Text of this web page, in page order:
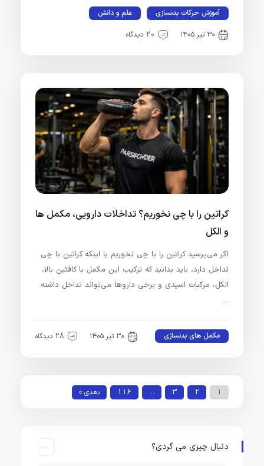
آموزش حرکات بدنسازی علم و دانش
۳۰ تیر ۱۴۰۵ 20 دیدگاه
کراتین را با چی نخوریم؟ تداخلات دارویی، مکمل‌ ها
و الکل
اگر می‌پرسید کراتین را با چی نخوریم یا اینکه کراتین با چی
تداخل دارد، باید بدانید که ترکیب این مکمل با کافئین بالا،
الکل، مرکبات اسیدی و برخی داروها می‌تواند تداخل داشته
…
مکمل های بدنسازی ۳۰ تیر ۱۴۰۵ 28 دیدگاه
1
2
3
…
116 بعدی »
دنبال چیزی می گردی؟